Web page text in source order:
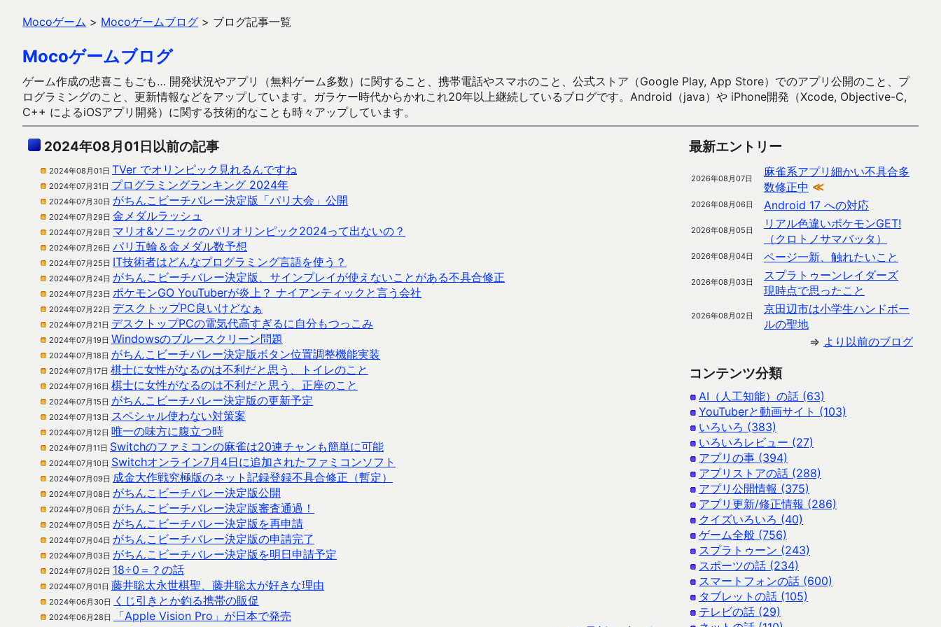
Mocoゲーム > Mocoゲームブログ > ブログ記事一覧
Mocoゲームブログ
ゲーム作成の悲喜こもごも… 開発状況やアプリ（無料ゲーム多数）に関すること、携帯電話やスマホのこと、公式ストア（Google Play, App Store）でのアプリ公開のこと、プ
ログラミングのこと、更新情報などをアップしています。ガラケー時代からかれこれ20年以上継続しているブログです。Android（java）や iPhone開発（Xcode, Objective-C,
C++ によるiOSアプリ開発）に関する技術的なことも時々アップしています。
2024年08月01日以前の記事
2024年08月01日 TVer でオリンピック見れるんですね
2024年07月31日 プログラミングランキング 2024年
2024年07月30日 がちんこビーチバレー決定版「パリ大会」公開
2024年07月29日 金メダルラッシュ
2024年07月28日 マリオ&ソニックのパリオリンピック2024って出ないの？
2024年07月26日 パリ五輪＆金メダル数予想
2024年07月25日 IT技術者はどんなプログラミング言語を使う？
2024年07月24日 がちんこビーチバレー決定版、サインプレイが使えないことがある不具合修正
2024年07月23日 ポケモンGO YouTuberが炎上？ ナイアンティックと言う会社
2024年07月22日 デスクトップPC良いけどなぁ
2024年07月21日 デスクトップPCの電気代高すぎるに自分もつっこみ
2024年07月19日 Windowsのブルースクリーン問題
2024年07月18日 がちんこビーチバレー決定版ボタン位置調整機能実装
2024年07月17日 棋士に女性がなるのは不利だと思う、トイレのこと
2024年07月16日 棋士に女性がなるのは不利だと思う、正座のこと
2024年07月15日 がちんこビーチバレー決定版の更新予定
2024年07月13日 スペシャル使わない対策案
2024年07月12日 唯一の味方に腹立つ時
2024年07月11日 Switchのファミコンの麻雀は20連チャンも簡単に可能
2024年07月10日 Switchオンライン7月4日に追加されたファミコンソフト
2024年07月09日 成金大作戦究極版のネット記録登録不具合修正（暫定）
2024年07月08日 がちんこビーチバレー決定版公開
2024年07月06日 がちんこビーチバレー決定版審査通過！
2024年07月05日 がちんこビーチバレー決定版を再申請
2024年07月04日 がちんこビーチバレー決定版の申請完了
2024年07月03日 がちんこビーチバレー決定版を明日申請予定
2024年07月02日 18÷0＝？の話
2024年07月01日 藤井聡太永世棋聖、藤井聡太が好きな理由
2024年06月30日 くじ引きとか釣る携帯の販促
2024年06月28日
「Apple Vision Pro」が日本で発売
最新エントリー
2026年08月07日
麻雀系アプリ細かい不具合多
数修正中 ≪
2026年08月06日 Android 17 への対応
2026年08月05日
リアル色違いポケモンGET!
（クロトノサマバッタ）
2026年08月04日 ページ一新、触れたいこと
2026年08月03日
スプラトゥーンレイダーズ
現時点で思ったこと
2026年08月02日
京田辺市は小学生ハンドボー
ルの聖地
⇒ より以前のブログ
コンテンツ分類
AI（人工知能）の話 (63)
YouTuberと動画サイト (103)
いろいろ (383)
いろいろレビュー (27)
アプリの事 (394)
アプリストアの話 (288)
アプリ公開情報 (375)
アプリ更新/修正情報 (286)
クイズいろいろ (40)
ゲーム全般 (756)
スプラトゥーン (243)
スポーツの話 (234)
スマートフォンの話 (600)
タブレットの話 (105)
テレビの話 (29)